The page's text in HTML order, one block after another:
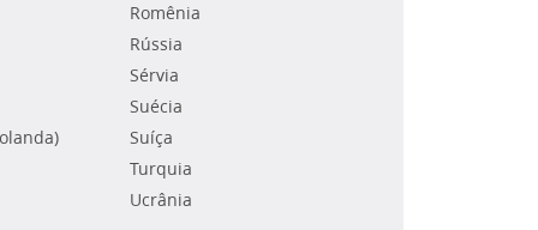
Romênia
Rússia
Sérvia
Suécia
Suíça
Turquia
Ucrânia